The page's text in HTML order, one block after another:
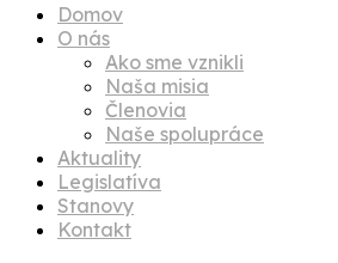
Domov
O nás
Ako sme vznikli
Naša misia
Členovia
Naše spolupráce
Aktuality
Legislatíva
Stanovy
Kontakt